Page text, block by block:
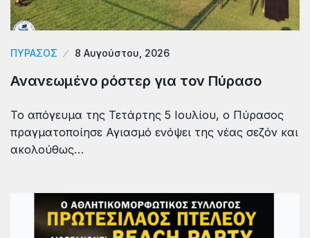
ΠΎΡΑΣΟΣ 8 Αυγούστου, 2026
Ανανεωμένο ρόστερ για τον Πύρασο
Το απόγευμα της Τετάρτης 5 Ιουλίου, ο Πύρασος
πραγματοποίησε Αγιασμό ενόψει της νέας σεζόν και
ακολούθως…